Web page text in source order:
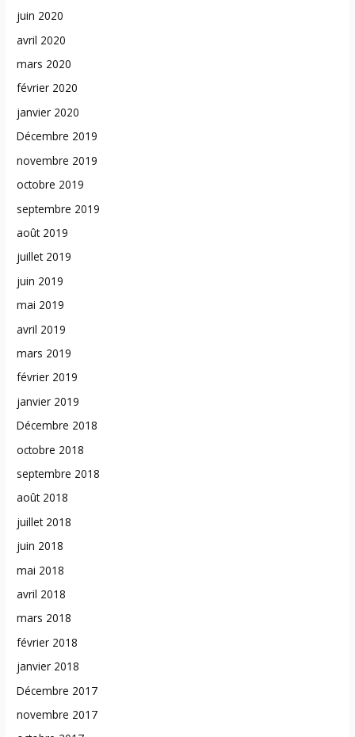
juin 2020
avril 2020
mars 2020
février 2020
janvier 2020
Décembre 2019
novembre 2019
octobre 2019
septembre 2019
août 2019
juillet 2019
juin 2019
mai 2019
avril 2019
mars 2019
février 2019
janvier 2019
Décembre 2018
octobre 2018
septembre 2018
août 2018
juillet 2018
juin 2018
mai 2018
avril 2018
mars 2018
février 2018
janvier 2018
Décembre 2017
novembre 2017